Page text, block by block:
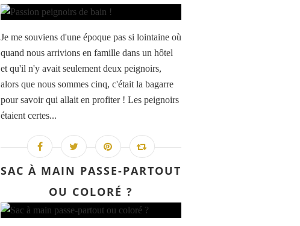
Je me souviens d'une époque pas si lointaine où
quand nous arrivions en famille dans un hôtel
et qu'il n'y avait seulement deux peignoirs,
alors que nous sommes cinq, c'était la bagarre
pour savoir qui allait en profiter ! Les peignoirs
étaient certes...
SAC À MAIN PASSE-PARTOUT
OU COLORÉ ?